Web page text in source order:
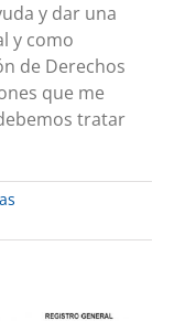
y dar una
y como
de Derechos
que me
tratar